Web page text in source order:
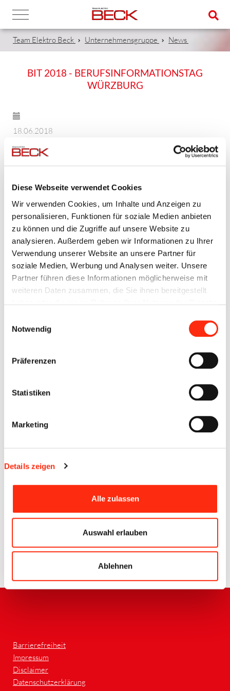
Diese Webseite verwendet Cookies
Wir verwenden Cookies, um Inhalte und Anzeigen zu
personalisieren, Funktionen für soziale Medien anbieten
zu können und die Zugriffe auf unsere Website zu
analysieren. Außerdem geben wir Informationen zu Ihrer
Verwendung unserer Website an unsere Partner für
soziale Medien, Werbung und Analysen weiter. Unsere
Partner führen diese Informationen möglicherweise mit
weiteren Daten zusammen, die Sie ihnen bereitgestellt
Notwendig
Präferenzen
Statistiken
Marketing
Details zeigen
Alle zulassen
Auswahl erlauben
Ablehnen
Team Elektro Beck Unternehmensgruppe News
BIT 2018 - BERUFSINFORMATIONSTAG
WÜRZBURG
18.06.2018
Zum 16. Mal fand dieses Jahr der BIT - Berufsinformationstag
statt. Mit knapp 120 Ausstellern und 3.000 Besuchern gehört
und Umgebung.
Für das Team BECK waren wir am Samstag, 16.6.2018 wieder
vor Ort und haben gemeinsam Werbung fürs Handwerk und
den Handel gemacht.
Quelle: BECK Bildunterschrift v.l. Matthias Lawnik
(Ausbildungsbeauftragter Beck Elektrotechnik), Christine Beck-
Meidt (Geschäftsführerin Beck Elektrotechnik), Julian Wurm
Feilhauer (Auszubildender Beck Elektrotechnik - Elektroniker für
Energie- und Gebäudetechnik, 1. Lehrjahr)
Zurück
Barrierefreiheit
Impressum
Disclaimer
Datenschutzerklärung